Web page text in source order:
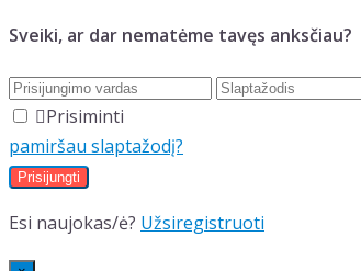
Sveiki, ar dar nematėme tavęs anksčiau?
Prisiminti
pamiršau slaptažodį?
Esi naujokas/ė? Užsiregistruoti